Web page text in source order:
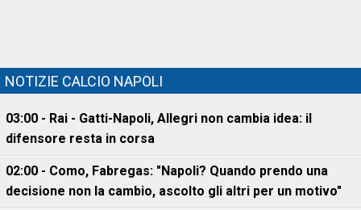
NOTIZIE CALCIO NAPOLI
03:00 - Rai - Gatti-Napoli, Allegri non cambia idea: il
difensore resta in corsa
02:00 - Como, Fabregas: "Napoli? Quando prendo una
decisione non la cambio, ascolto gli altri per un motivo"